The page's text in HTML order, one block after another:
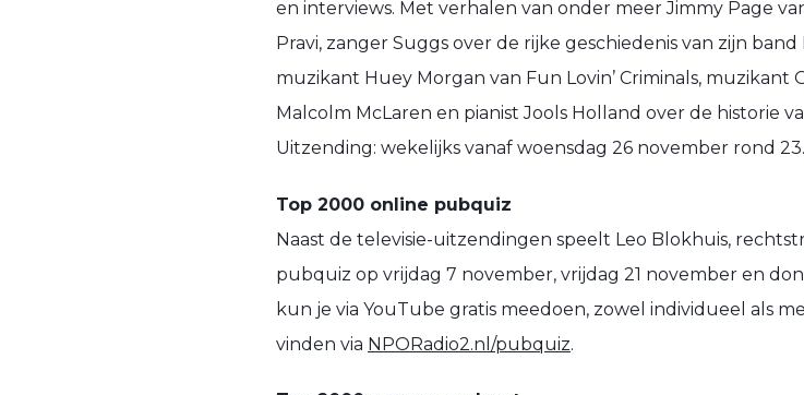
en interviews. Met verhalen van onder meer Jimmy Page
Pravi, zanger Suggs over de rijke geschiedenis van zijn
muzikant Huey Morgan van Fun Lovin’ Criminals, muzikant
Malcolm McLaren en pianist Jools Holland over de historie
Uitzending: wekelijks vanaf woensdag 26 november rond
Top 2000 online pubquiz
Naast de televisie-uitzendingen speelt Leo Blokhuis,
pubquiz op vrijdag 7 november, vrijdag 21 november en
kun je via YouTube gratis meedoen, zowel individueel als
vinden via NPORadio2.nl/pubquiz.